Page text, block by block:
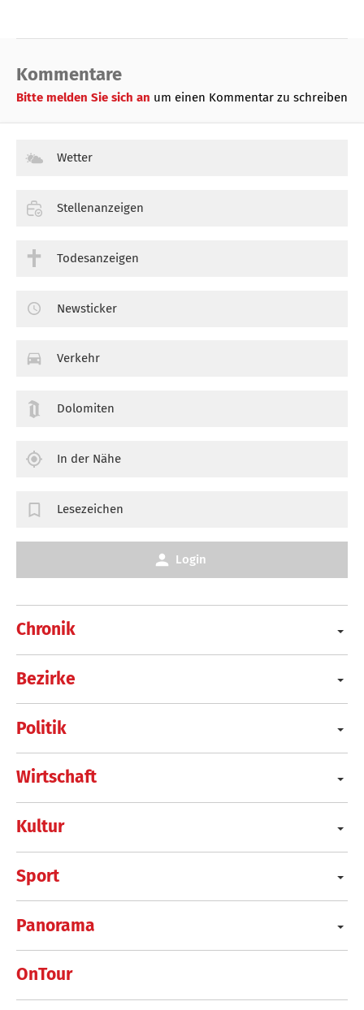
Kommentare
Bitte melden Sie sich an um einen Kommentar zu schreiben
Chronik
Bezirke
Politik
Wirtschaft
Kultur
Sport
Panorama
OnTour
Wetter
Stellenanzeigen
Todesanzeigen
Newsticker
Verkehr
Dolomiten
In der Nähe
Lesezeichen
Login